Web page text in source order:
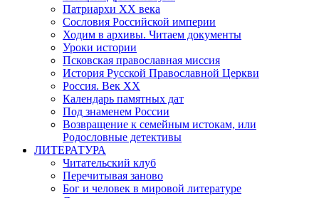
Патриархи XX века
Сословия Российской империи
Ходим в архивы. Читаем документы
Уроки истории
Псковская православная миссия
История Русской Православной Церкви
Россия. Век ХХ
Календарь памятных дат
Под знаменем России
Возвращение к семейным истокам, или
Родословные детективы
ЛИТЕРАТУРА
Читательский клуб
Перечитывая заново
Бог и человек в мировой литературе